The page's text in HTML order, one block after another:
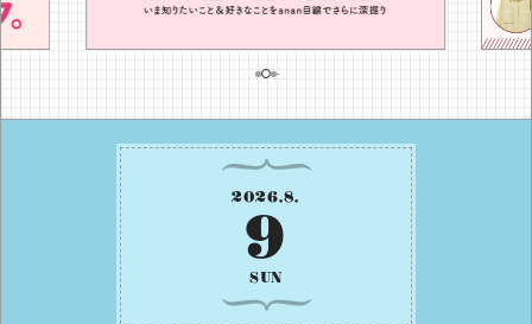
2026.8.
9
SUN